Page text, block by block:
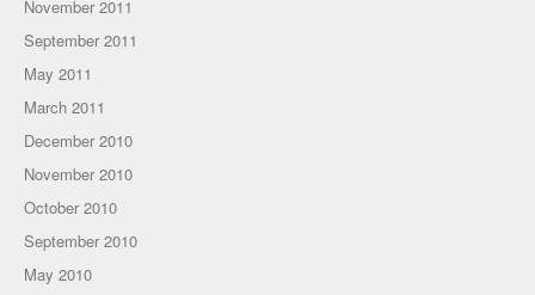
November 2011
September 2011
May 2011
March 2011
December 2010
November 2010
October 2010
September 2010
May 2010